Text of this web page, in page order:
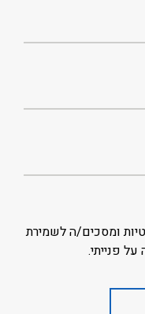
ומסכים/ה לשמירת
פנייתי.